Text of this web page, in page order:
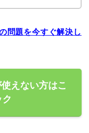
問題を今すぐ解決し
えない方はこ